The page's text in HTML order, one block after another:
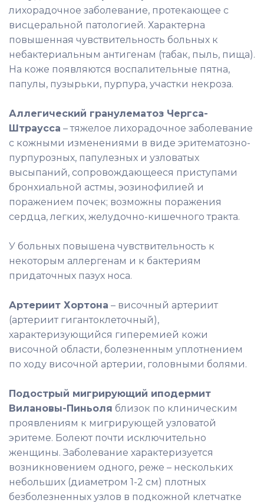
лихорадочное заболевание, протекающее с
висцеральной патологией. Характерна
повышенная чувствительность больных к
небактериальным антигенам (табак, пыль, пища).
На коже появляются воспалительные пятна,
папулы, пузырьки, пурпура, участки некроза.
Аллегический гранулематоз Чергса-
Штраусса – тяжелое лихорадочное заболевание
с кожными изменениями в виде эритематозно-
пурпурозных, папулезных и узловатых
высыпаний, сопровождающееся приступами
бронхиальной астмы, эозинофилией и
поражением почек; возможны поражения
сердца, легких, желудочно-кишечного тракта.
У больных повышена чувствительность к
некоторым аллергенам и к бактериям
придаточных пазух носа.
Артериит Хортона – височный артериит
(артериит гигантоклеточный),
характеризующийся гиперемией кожи
височной области, болезненным уплотнением
по ходу височной артерии, головными болями.
Подострый мигрирующий иподермит
Вилановы-Пиньоля близок по клиническим
проявлениям к мигрирующей узловатой
эритеме. Болеют почти исключительно
женщины. Заболевание характеризуется
возникновением одного, реже – нескольких
небольших (диаметром 1-2 см) плотных
безболезненных узлов в подкожной клетчатке